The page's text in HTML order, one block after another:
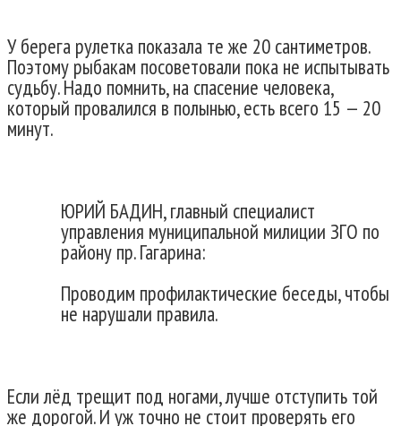
У берега рулетка показала те же 20 сантиметров.
Поэтому рыбакам посоветовали пока не испытывать
судьбу. Надо помнить, на спасение человека,
который провалился в полынью, есть всего 15 — 20
минут.
ЮРИЙ БАДИН, главный специалист
управления муниципальной милиции ЗГО по
району пр. Гагарина:
Проводим профилактические беседы, чтобы
не нарушали правила.
Если лёд трещит под ногами, лучше отступить той
же дорогой. И уж точно не стоит проверять его